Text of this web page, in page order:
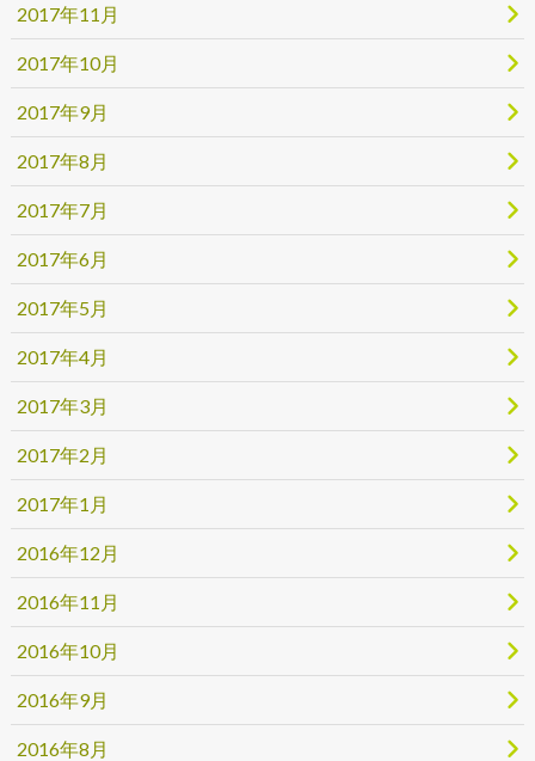
2017年11月
2017年10月
2017年9月
2017年8月
2017年7月
2017年6月
2017年5月
2017年4月
2017年3月
2017年2月
2017年1月
2016年12月
2016年11月
2016年10月
2016年9月
2016年8月